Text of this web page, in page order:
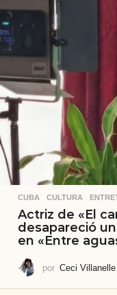
CUBA ,CULTURA ,
Actriz de «El
desapareció
en «Entre
por Ceci Villanelle